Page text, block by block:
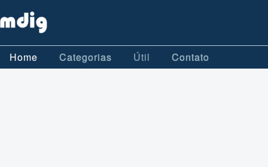
Home Categorias Útil Contato